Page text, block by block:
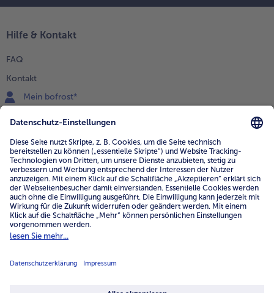
Hilfe & Kontakt
FAQ
Kontakt
Mein bofrost*
0800 - 000 19 18
Mo.-Fr.: 7-21 Uhr Sa: 8-16 Uhr
Service
Unternehmen
Über uns